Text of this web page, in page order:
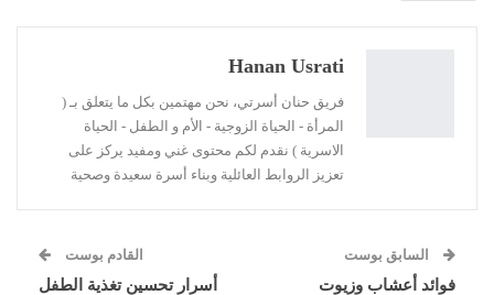
Linkedin
Hanan Usrati
فريق حنان أسرتي، نحن مهتمين بكل ما يتعلق بـ (
المرأة - الحياة الزوجية - الأم و الطفل - الحياة
الاسرية ) نقدم لكم محتوى غني ومفيد يركز على
تعزيز الروابط العائلية وبناء أسرة سعيدة وصحية
السابق بوست
فوائد أعشاب وزيوت
القادم بوست
أسرار تحسين تغذية الطفل